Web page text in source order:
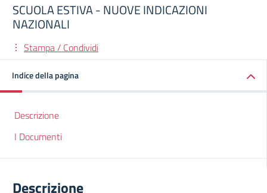
SCUOLA ESTIVA - NUOVE INDICAZIONI
NAZIONALI
Stampa / Condividi
Indice della pagina
Descrizione
I Documenti
Descrizione